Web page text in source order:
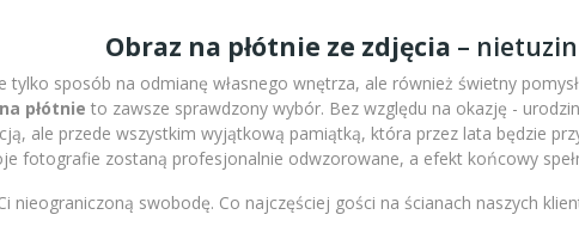
Obraz na płótnie ze zdjęcia –
tylko sposób na odmianę własnego wnętrza, ale również świetny
płótnie to zawsze sprawdzony wybór. Bez względu na okazję -
ale przede wszystkim wyjątkową pamiątką, która przez lata będzie
fotografie zostaną profesjonalnie odwzorowane, a efekt końcowy
nieograniczoną swobodę. Co najczęściej gości na ścianach naszych